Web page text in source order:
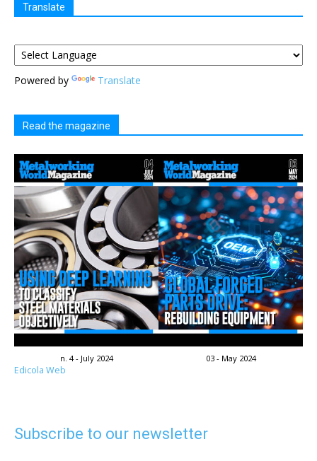
Translate
Powered by Translate
Read the magazine
n. 4 - July 2024 03 - May 2024
Edicola Web
Subscribe to our newsletter